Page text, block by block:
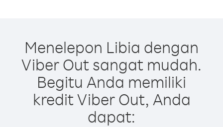
Menelepon Libia dengan
Viber Out sangat mudah.
Begitu Anda memiliki
kredit Viber Out, Anda
dapat: